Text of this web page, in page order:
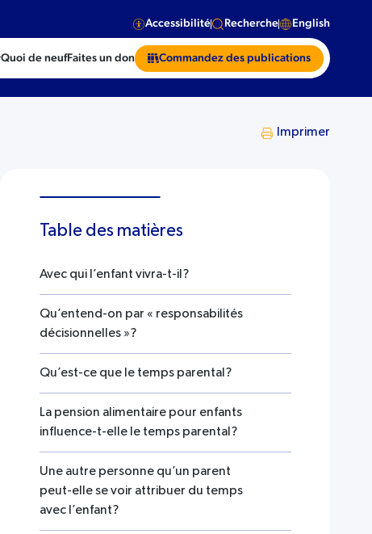
Accessibilité Recherche English
Quoi de neufFaites un don Commandez des publications
Imprimer
Table des matières
Avec qui l’enfant vivra-t-il?
Qu’entend-on par « responsabilités
décisionnelles »?
Qu’est-ce que le temps parental?
La pension alimentaire pour enfants
influence-t-elle le temps parental?
Une autre personne qu’un parent
peut-elle se voir attribuer du temps
avec l’enfant?